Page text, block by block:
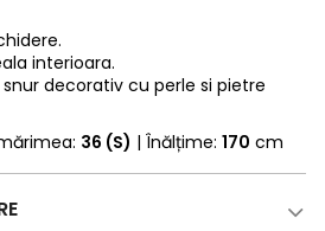
interioara.
decorativ cu perle si pietre
36 (S) | Înălțime: 170 cm